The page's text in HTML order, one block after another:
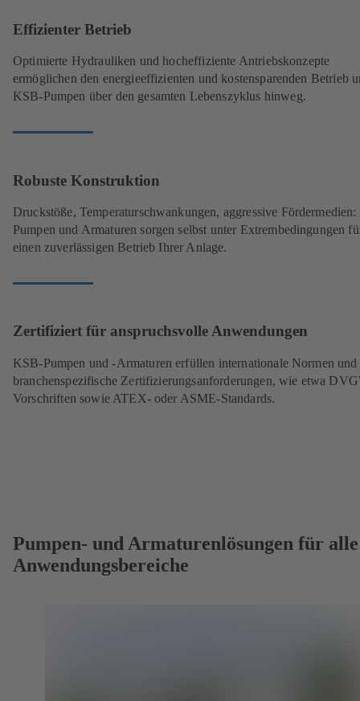
Effizienter Betrieb
Optimierte Hydrauliken und hocheffiziente Antriebskonzepte
ermöglichen den energieeffizienten und kostensparenden Betrieb
KSB-Pumpen über den gesamten Lebenszyklus hinweg.
Robuste Konstruktion
Druckstöße, Temperaturschwankungen, aggressive
Pumpen und Armaturen sorgen selbst unter Extrembedingungen
einen zuverlässigen Betrieb Ihrer Anlage.
Zertifiziert für anspruchsvolle Anwendungen
KSB-Pumpen und -Armaturen erfüllen internationale Normen und
branchenspezifische Zertifizierungsanforderungen, wie etwa
Vorschriften sowie ATEX- oder ASME-Standards.
Pumpen- und Armaturenlösungen für alle
Anwendungsbereiche